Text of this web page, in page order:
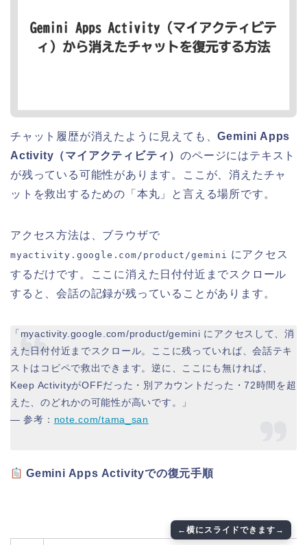
チャット履歴が消えたように見えても、Gemini Apps
Activity（マイアクティビティ）のページにはテキスト
が残っている可能性があります。ここが、消えたチャ
ットを救出するための「本丸」と言える場所です。
アクセス方法は、ブラウザで
myactivity.google.com/product/gemini
にアクセス
するだけです。ここに消えた日付付近までスクロール
すると、会話の記録が残っていることがあります。
「myactivity.google.com/product/gemini にアクセスして、消
えた日付付近までスクロール。ここに残っていれば、会話テキ
ストはコピペで救出できます。逆に、ここにも無ければ、
Keep ActivityがOFFだった・別アカウントだった・72時間を超
えた、のどれかの可能性が高いです。」
— 参考： note.com/tama_san
Gemini Apps Activityでの復元手順